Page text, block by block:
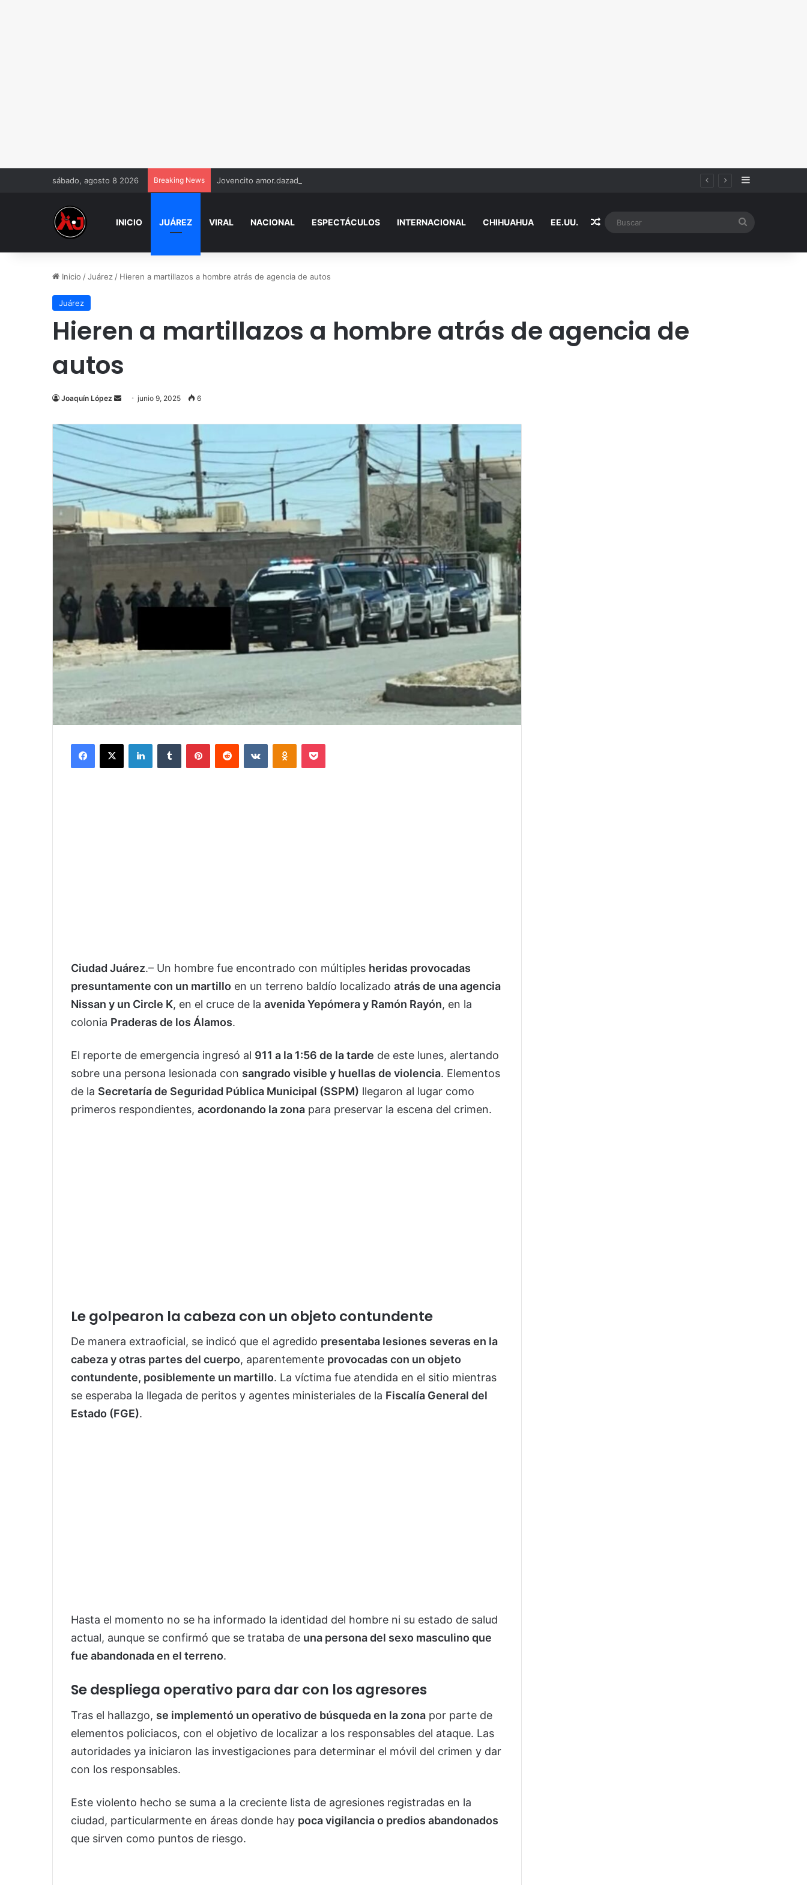
sábado, agosto 8 2026 Breaking News Jovencito amor.dazado y eje.cutado en Camino Real Sidebar
INICIO JUÁREZ VIRAL NACIONAL ESPECTÁCULOS INTERNACIONAL CHIHUAHUA EE.UU. Random Article
Inicio /Juárez / Hieren a martillazos a hombre atrás de agencia de autos
Juárez
Hieren a martillazos a hombre atrás de agencia de
autos
Joaquín López
Send
email
junio 9, 2025 6
Facebook
X LinkedInTumblr PinterestReddit VKontakteOdnoklassniki
Pocket
Ciudad Juárez.– Un hombre fue encontrado con múltiples heridas provocadas
presuntamente con un martillo en un terreno baldío localizado atrás de una agencia
Nissan y un Circle K, en el cruce de la avenida Yepómera y Ramón Rayón, en la
colonia Praderas de los Álamos.
El reporte de emergencia ingresó al 911 a la 1:56 de la tarde de este lunes, alertando
sobre una persona lesionada con sangrado visible y huellas de violencia. Elementos
de la Secretaría de Seguridad Pública Municipal (SSPM) llegaron al lugar como
primeros respondientes, acordonando la zona para preservar la escena del crimen.
Le golpearon la cabeza con un objeto contundente
De manera extraoficial, se indicó que el agredido presentaba lesiones severas en la
cabeza y otras partes del cuerpo, aparentemente provocadas con un objeto
contundente, posiblemente un martillo. La víctima fue atendida en el sitio mientras
se esperaba la llegada de peritos y agentes ministeriales de la Fiscalía General del
Estado (FGE).
Hasta el momento no se ha informado la identidad del hombre ni su estado de salud
actual, aunque se confirmó que se trataba de una persona del sexo masculino que
fue abandonada en el terreno.
Se despliega operativo para dar con los agresores
Tras el hallazgo, se implementó un operativo de búsqueda en la zona por parte de
elementos policiacos, con el objetivo de localizar a los responsables del ataque. Las
autoridades ya iniciaron las investigaciones para determinar el móvil del crimen y dar
con los responsables.
Este violento hecho se suma a la creciente lista de agresiones registradas en la
ciudad, particularmente en áreas donde hay poca vigilancia o predios abandonados
que sirven como puntos de riesgo.